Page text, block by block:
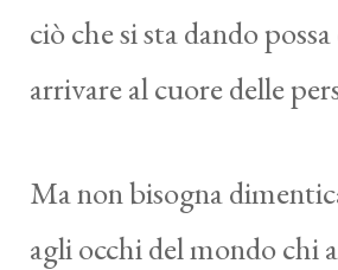
ciò che si sta dando
arrivare al cuore delle
Ma non bisogna
agli occhi del mondo chi